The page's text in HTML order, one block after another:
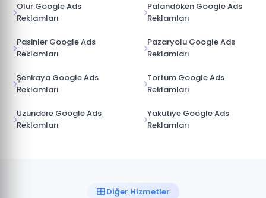
Olur Google Ads
Reklamları
Palandöken Google Ads
Reklamları
Pasinler Google Ads
Reklamları
Pazaryolu Google Ads
Reklamları
Şenkaya Google Ads
Reklamları
Tortum Google Ads
Reklamları
Uzundere Google Ads
Reklamları
Yakutiye Google Ads
Reklamları
Diğer Hizmetler